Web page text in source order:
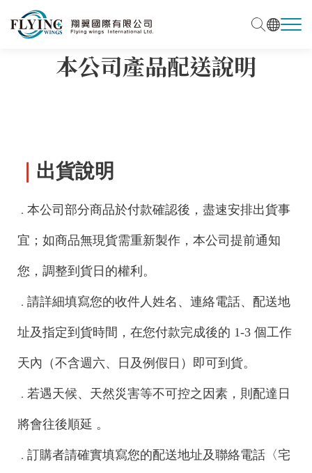
本公司產品配送說明
出貨說明
． 本公司部分商品於付款確認後，盡速安排出貨事
宜；如商品無現貨需重新製作，本公司提前通知
您，調整到貨日的權利。
． 請詳細填寫您的收件人姓名、連絡電話、配送地
址及指定到貨時間，在您付款完成後的 1-3 個工作
天內（不含週六、日及例假日）即可到貨。
． 若遇天候、天然災害等不可控之因素，則配達日
將會往後順延 。
． 訂購者請確實填寫您的配送地址及聯絡電話〈宅